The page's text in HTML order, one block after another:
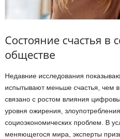
Состояние счастья в
обществе
Недавние исследования
испытывают меньше счастья, чем
связано с ростом влияния
уровня ожирения,
социоэкономических проблем. В
меняющегося мира, эксперты